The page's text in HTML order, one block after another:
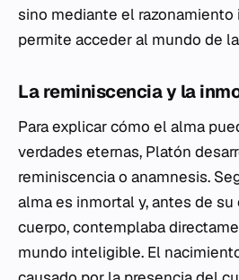
sino mediante el
permite acceder al mundo de
La reminiscencia y la
Para explicar cómo el alma
verdades eternas, Platón
reminiscencia o anamnesis.
alma es inmortal y, antes de
cuerpo, contemplaba
mundo inteligible. El